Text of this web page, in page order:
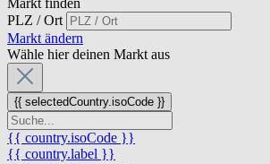
Markt finden
PLZ / Ort
Markt ändern
Wähle hier deinen Markt aus
{{ selectedCountry.isoCode }}
{{ country.isoCode }}
{{ country.label }}